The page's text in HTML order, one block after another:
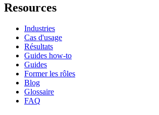
Resources
Industries
Cas d'usage
Résultats
Guides how-to
Guides
Former les rôles
Blog
Glossaire
FAQ